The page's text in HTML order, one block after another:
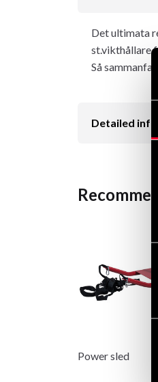
Det ultimata
st.vikthållare
Så
Detailed
Power sled